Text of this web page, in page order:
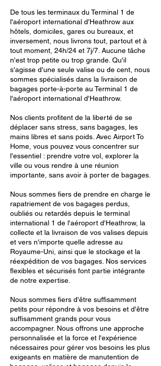
De tous les terminaux du Terminal 1 de
l'aéroport international d'Heathrow aux
hôtels, domiciles, gares ou bureaux, et
inversement, nous livrons tout, partout et à
tout moment, 24h/24 et 7j/7. Aucune tâche
n'est trop petite ou trop grande. Qu'il
s'agisse d'une seule valise ou de cent, nous
sommes spécialisés dans la livraison de
bagages porte-à-porte au Terminal 1 de
l'aéroport international d'Heathrow.
Nos clients profitent de la liberté de se
déplacer sans stress, sans bagages, les
mains libres et sans poids. Avec Airport To
Home, vous pouvez vous concentrer sur
l'essentiel : prendre votre vol, explorer la
ville ou vous rendre à une réunion
importante, sans avoir à porter de bagages.
Nous sommes fiers de prendre en charge le
rapatriement de vos bagages perdus,
oubliés ou retardés depuis le terminal
international 1 de l'aéroport d'Heathrow, la
collecte et la livraison de vos valises depuis
et vers n'importe quelle adresse au
Royaume-Uni, ainsi que le stockage et la
réexpédition de vos bagages. Nos services
flexibles et sécurisés font partie intégrante
de notre expertise.
Nous sommes fiers d'être suffisamment
petits pour répondre à vos besoins et d'être
suffisamment grands pour vous
accompagner. Nous offrons une approche
personnalisée et la force et l'expérience
nécessaires pour gérer vos besoins les plus
exigeants en matière de manutention de